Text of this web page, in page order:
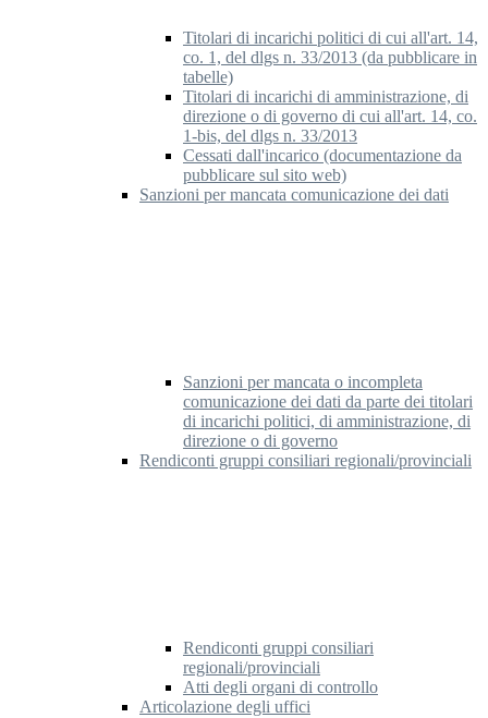
Titolari di incarichi politici di cui all'art. 14,
co. 1, del dlgs n. 33/2013 (da pubblicare in
tabelle)
Titolari di incarichi di amministrazione, di
direzione o di governo di cui all'art. 14, co.
1-bis, del dlgs n. 33/2013
Cessati dall'incarico (documentazione da
pubblicare sul sito web)
Sanzioni per mancata comunicazione dei dati
Sanzioni per mancata o incompleta
comunicazione dei dati da parte dei titolari
di incarichi politici, di amministrazione, di
direzione o di governo
Rendiconti gruppi consiliari regionali/provinciali
Rendiconti gruppi consiliari
regionali/provinciali
Atti degli organi di controllo
Articolazione degli uffici